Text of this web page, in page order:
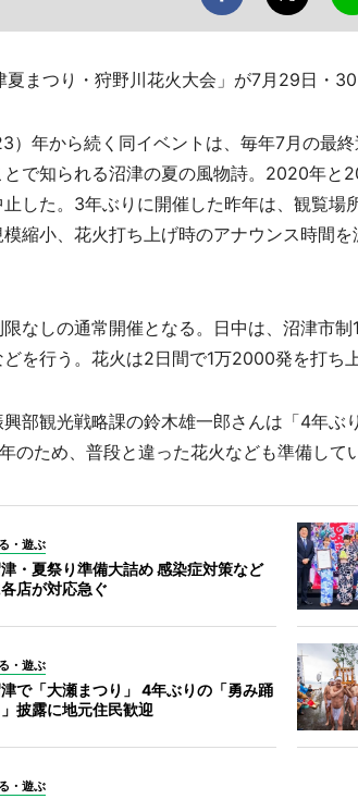
まつり・狩野川花火大会」が7月29日・30
年から続く同イベントは、毎年7月の最
とで知られる沼津の夏の風物詩。2020年と
した。3年ぶりに開催した昨年は、観覧場
縮小、花火打ち上げ時のアナウンス時間
なしの通常開催となる。日中は、沼津市
を行う。花火は2日間で1万2000発を打ち上
部観光戦略課の鈴木雄一郎さんは「4年ぶ
のため、普段と違った花火なども準備して
・遊ぶ
・夏祭り準備大詰め 感染症対策など
店が対応急ぐ
・遊ぶ
で「大瀬まつり」 4年ぶりの「勇み踊
」披露に地元住民歓迎
・遊ぶ